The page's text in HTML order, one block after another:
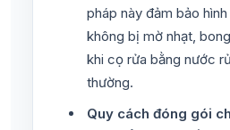
pháp này đảm bảo
không bị mờ nhạt,
khi cọ rửa bằng nước
thường.
Quy cách đóng gói